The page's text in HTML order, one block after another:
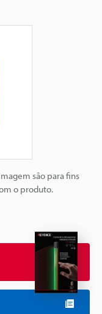
são para fins
o produto.